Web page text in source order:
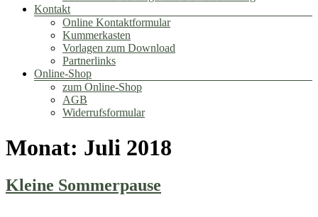
Kontakt
Online Kontaktformular
Kummerkasten
Vorlagen zum Download
Partnerlinks
Online-Shop
zum Online-Shop
AGB
Widerrufsformular
Monat: Juli 2018
Kleine Sommerpause